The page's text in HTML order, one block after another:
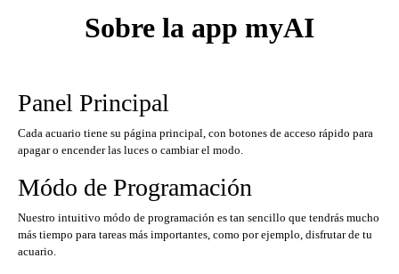
Sobre la app myAI
Panel Principal
Cada acuario tiene su página principal, con botones de acceso rápido para
apagar o encender las luces o cambiar el modo.
Módo de Programación
Nuestro intuitivo módo de programación es tan sencillo que tendrás mucho
más tiempo para tareas más importantes, como por ejemplo, disfrutar de tu
acuario.